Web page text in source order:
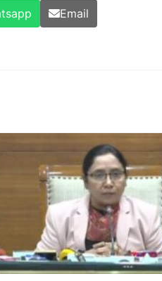
Email